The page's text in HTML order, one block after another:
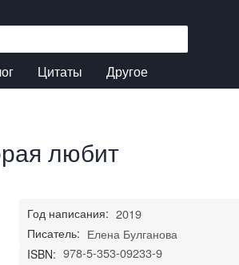
Цитаты Другое
любит
Год написания: 2019
Писатель: Елена Булганова
ISBN: 978-5-353-09233-9